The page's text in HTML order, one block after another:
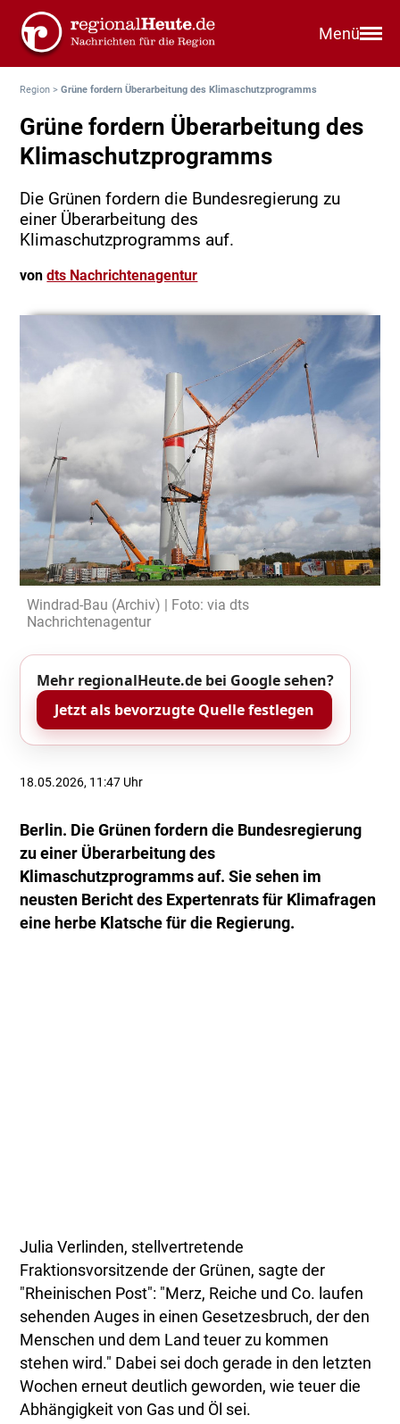
Menü
Region >Grüne fordern Überarbeitung des Klimaschutzprogramms
Grüne fordern Überarbeitung des
Klimaschutzprogramms
Die Grünen fordern die Bundesregierung zu
einer Überarbeitung des
Klimaschutzprogramms auf.
vondts Nachrichtenagentur
Windrad-Bau (Archiv) | Foto: via dts
Nachrichtenagentur
Mehr regionalHeute.de bei Google sehen?
Jetzt als bevorzugte Quelle festlegen
18.05.2026, 11:47 Uhr
Berlin. Die Grünen fordern die Bundesregierung
zu einer Überarbeitung des
Klimaschutzprogramms auf. Sie sehen im
neusten Bericht des Expertenrats für Klimafragen
eine herbe Klatsche für die Regierung.
Julia Verlinden, stellvertretende
Fraktionsvorsitzende der Grünen, sagte der
"Rheinischen Post": "Merz, Reiche und Co. laufen
sehenden Auges in einen Gesetzesbruch, der den
Menschen und dem Land teuer zu kommen
stehen wird." Dabei sei doch gerade in den letzten
Wochen erneut deutlich geworden, wie teuer die
Abhängigkeit von Gas und Öl sei.